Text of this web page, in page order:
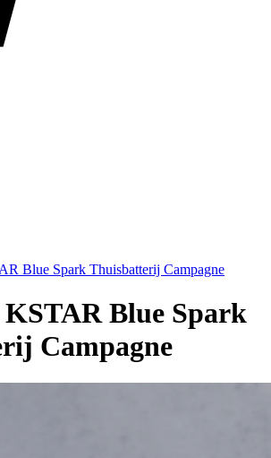
Blue Spark Thuisbatterij Campagne
KSTAR Blue Spark
Campagne